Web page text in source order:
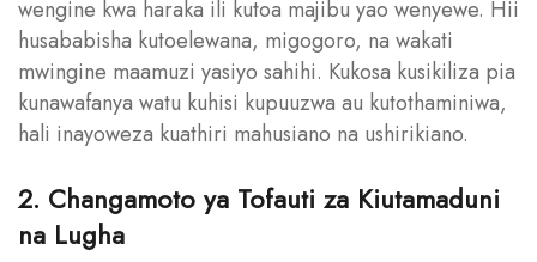
wengine kwa haraka ili kutoa majibu yao wenyewe. Hii
husababisha kutoelewana, migogoro, na wakati
mwingine maamuzi yasiyo sahihi. Kukosa kusikiliza pia
kunawafanya watu kuhisi kupuuzwa au kutothaminiwa,
hali inayoweza kuathiri mahusiano na ushirikiano.
2. Changamoto ya Tofauti za Kiutamaduni
na Lugha